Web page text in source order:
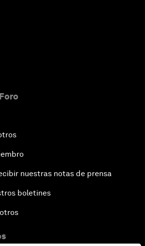
nuestras notas de prensa
boletines